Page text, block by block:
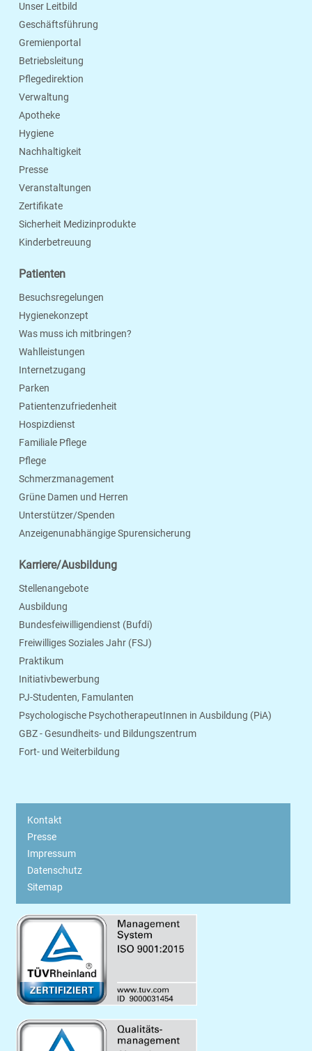
Unser Leitbild
Geschäftsführung
Gremienportal
Betriebsleitung
Pflegedirektion
Verwaltung
Apotheke
Hygiene
Nachhaltigkeit
Presse
Veranstaltungen
Zertifikate
Sicherheit Medizinprodukte
Kinderbetreuung
Patienten
Besuchsregelungen
Hygienekonzept
Was muss ich mitbringen?
Wahlleistungen
Internetzugang
Parken
Patientenzufriedenheit
Hospizdienst
Familiale Pflege
Pflege
Schmerzmanagement
Grüne Damen und Herren
Unterstützer/Spenden
Anzeigenunabhängige Spurensicherung
Karriere/Ausbildung
Stellenangebote
Ausbildung
Bundesfeiwilligendienst (Bufdi)
Freiwilliges Soziales Jahr (FSJ)
Praktikum
Initiativbewerbung
PJ-Studenten, Famulanten
Psychologische PsychotherapeutInnen in Ausbildung (PiA)
GBZ - Gesundheits- und Bildungszentrum
Fort- und Weiterbildung
Kontakt
Presse
Impressum
Datenschutz
Sitemap